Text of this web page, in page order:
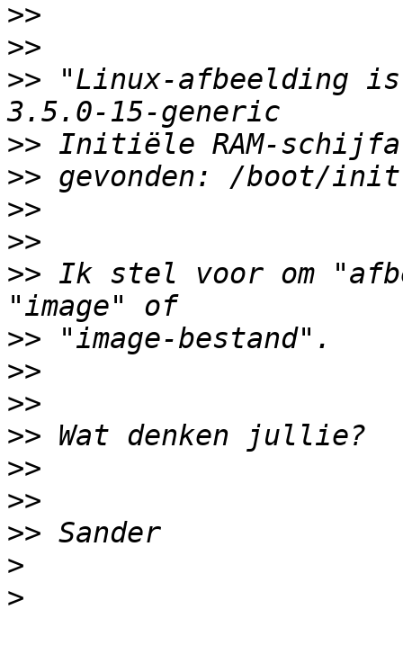
>>
>>
>> "Linux-afbeelding
>>
>>
>>
>>
>> Ik stel voor om
>>
>>
>>
>>
>>
>>
>>
>
>